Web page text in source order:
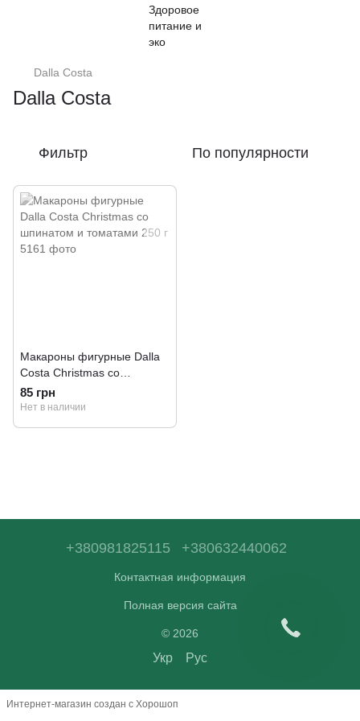
Dalla Costa
Dalla Costa
Фильтр По популярности
Макароны фигурные Dalla
Costa Christmas со
шпинатом и томатами 250 г
85 грн
Нет в наличии
+380981825115 +380632440062
Контактная информация
Полная версия сайта
© 2026
Укр Рус
Интернет-магазин создан с Хорошоп